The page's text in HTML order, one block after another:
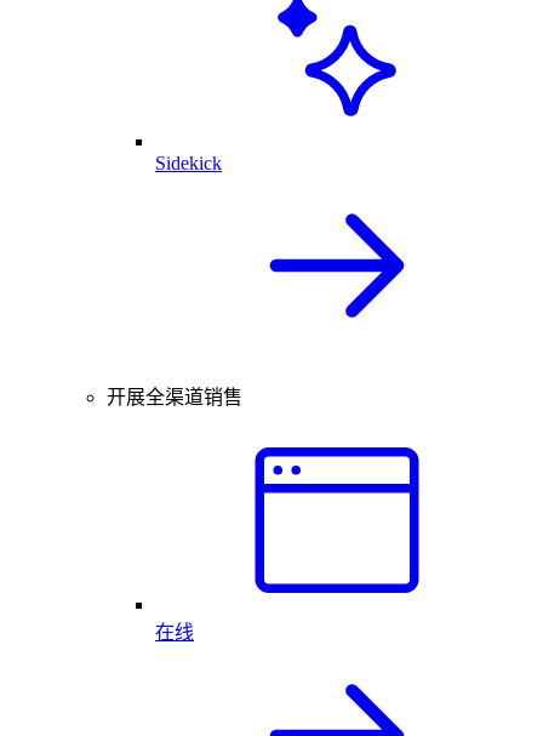
Sidekick
开展全渠道销售
在线